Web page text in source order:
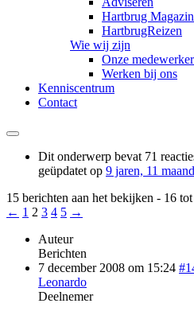
Hartbrug
HartbrugReizen
Wie wij zijn
Onze
Werken bij ons
Kenniscentrum
Contact
Dit onderwerp bevat 71
geüpdatet op 9 jaren, 11
15 berichten aan het bekijken - 16
← 1 2 3 4 5 →
Auteur
Berichten
7 december 2008 om 15:24
Leonardo
Deelnemer